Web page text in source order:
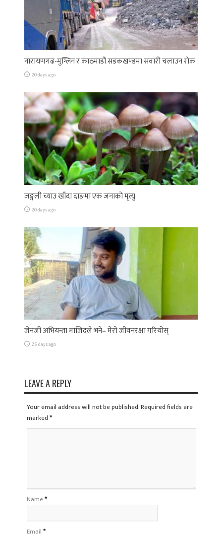
नारायणगढ-मुग्लिन र काठमाडौं सडकखण्डमा सवारी चलाउन रोक
20 days ago
जङ्गली च्याउ खाँदा दाङमा एक जनाको मृत्यु
20 days ago
जेनजी अभियन्ता माजिदले भने– मेरो जीवनरक्षा गरियोस्
25 days ago
LEAVE A REPLY
Your email address will not be published. Required fields are
marked*
Name*
Email*